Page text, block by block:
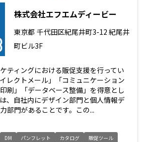
株式会社エフエムディービー
東京都 千代田区紀尾井町3-12 紀尾井
町ビル3F
ティングにおける販促支援を行ってい
レクトメール」「コミュニケーション
刷」「データベース整備」を得意とし
、自社内にデザイン部門と個人情報デ
部門があることです。この...
DM パンフレット カタログ
販促ツール